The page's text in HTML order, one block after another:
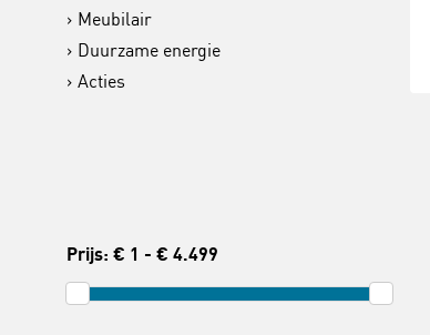
Meubilair
Duurzame energie
Acties
Prijs: € 1 - € 4.499